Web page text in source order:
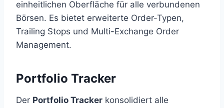
einheitlichen Oberfläche für alle verbundenen
Börsen. Es bietet erweiterte Order-Typen,
Trailing Stops und Multi-Exchange Order
Management.
Portfolio Tracker
Der Portfolio Tracker konsolidiert alle